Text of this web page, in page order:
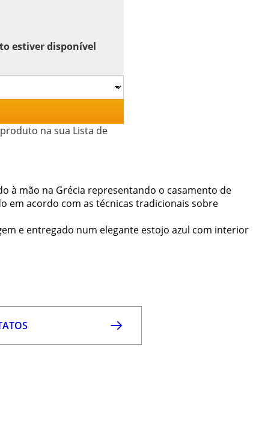
estiver disponível
na sua Lista de
à mão na Grécia representando o casamento de
em acordo com as técnicas tradicionais sobre
e entregado num elegante estojo azul com interior